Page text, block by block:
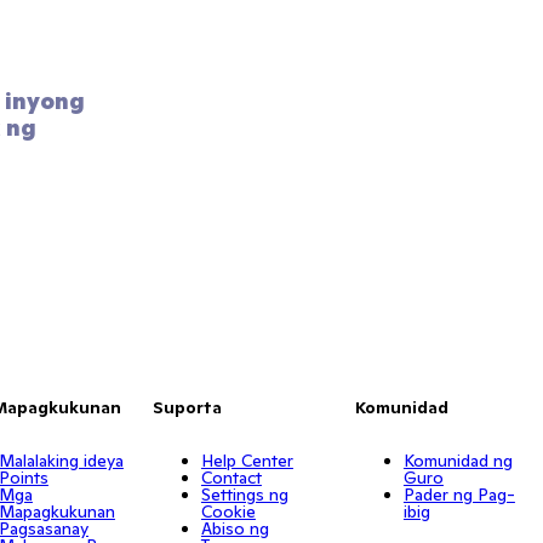
ng
Malalaking ideya
Points
Mga
Mapagkukunan
Pagsasanay
Suporta
Help Center
Contact
Settings ng
Cookie
Abiso ng
Komunidad
Komunidad ng
Guro
Pader ng Pag-
ibig